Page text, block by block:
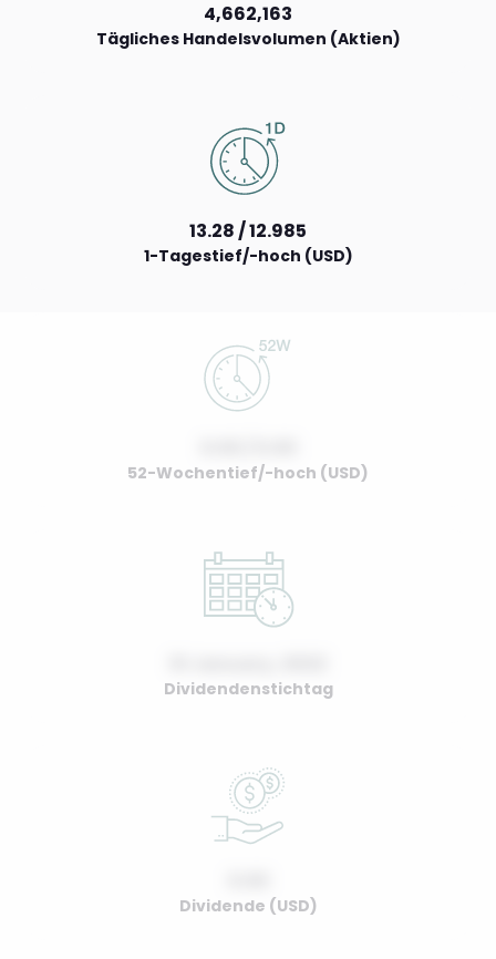
4,662,163
Tägliches Handelsvolumen (Aktien)
13.28 / 12.985
1-Tagestief/-hoch (USD)
52-Wochentief/-hoch (USD)
Dividendenstichtag
Dividende (USD)